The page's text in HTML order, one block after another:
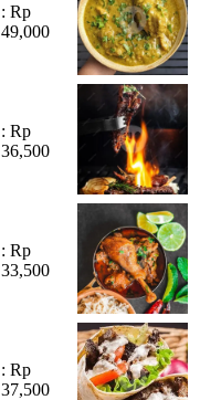
: Rp
49,000
: Rp
36,500
: Rp
33,500
: Rp
37,500